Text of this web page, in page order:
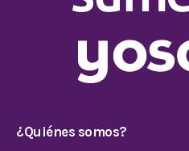
¿Quiénes somos?